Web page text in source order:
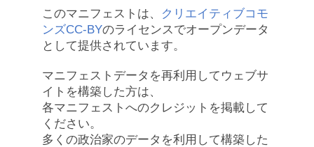
このマニフェストは、
クリエイティブコモ
ンズCC-BYのライセンスでオープンデータ
として提供されています。
マニフェストデータを再利用してウェブサ
イトを構築した方は、
各マニフェストへのクレジットを掲載して
ください。
多くの政治家のデータを利用して構築した